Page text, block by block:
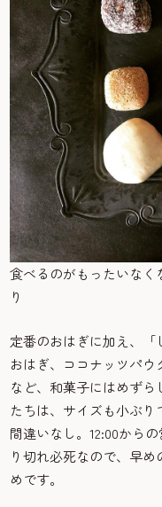
食べるのがもったいなく
り
定番のおはぎに加え、「
おはぎ、ココナッツパ
など、和菓子にはめず
たちは、サイズも小ぶ
間違いなし。12:00から
り切れ必死なので、早
めです。